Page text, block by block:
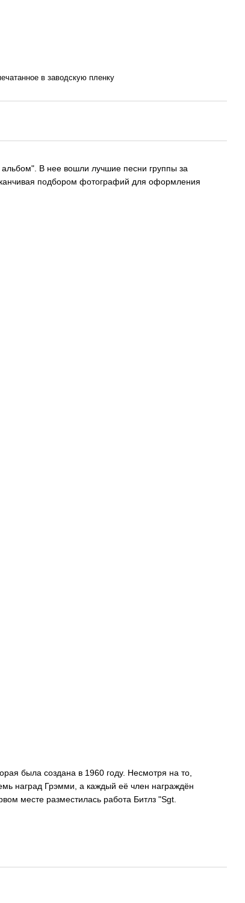
в заводскую пленку
В нее вошли лучшие песни группы за
подбором фотографий для оформления
была создана в 1960 году. Несмотря на то,
наград Грэмми, а каждый её член награждён
месте разместилась работа Битлз "Sgt.